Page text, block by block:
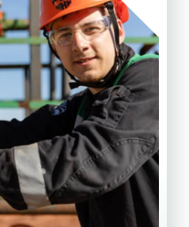
объектах
в Иркутске и Усть-
Куте.
Для студентов
2–4
и магистратуры.
Подача документов
практику — за
на офисную —
позднее чем за месяц.
Подробнее